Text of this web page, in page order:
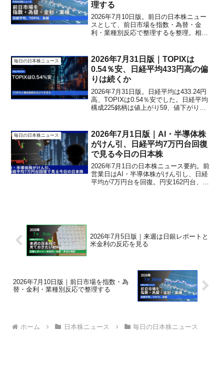
理する
2026年7月10日版。前日の日本株ニュー
スとして、前日市場を指数・為替・金
利・業種別反応で整理するを整理。相場
山メモとして今日の確認ポイントまでま
とめます。
毎日の日本株ニュース
2026年7月31日版｜TOPIXは
0.54％安、日経平均433円高の偏
りは続くか
2026年7月31日版。日経平均は433.24円
高、TOPIXは0.54％安でした。日経平均
構成225銘柄は値上がり59、値下がり
す。
毎日の日本株ニュース
2026年7月1日版｜AI・半導体株
がけん引、日経平均7万円台回復
で見る今日の日本株
2026年7月1日の日本株ニュース要約。前
営業日はAI・半導体株がけん引し、日経
平均が7万円台を回復。円安162円台、米
2026年7月5日版｜来週は日銀レポートと
米金利の反応を見る
2026年7月10日版｜前日市場を指数・為
替・金利・業種別反応で整理する
ホーム 日本株ニュース 毎日の日本株ニュース